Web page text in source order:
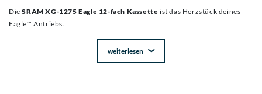
DieSRAM XG-1275 Eagle 12-fach Kassette ist das Herzstück deines
Eagle™ Antriebs.
weiterlesen